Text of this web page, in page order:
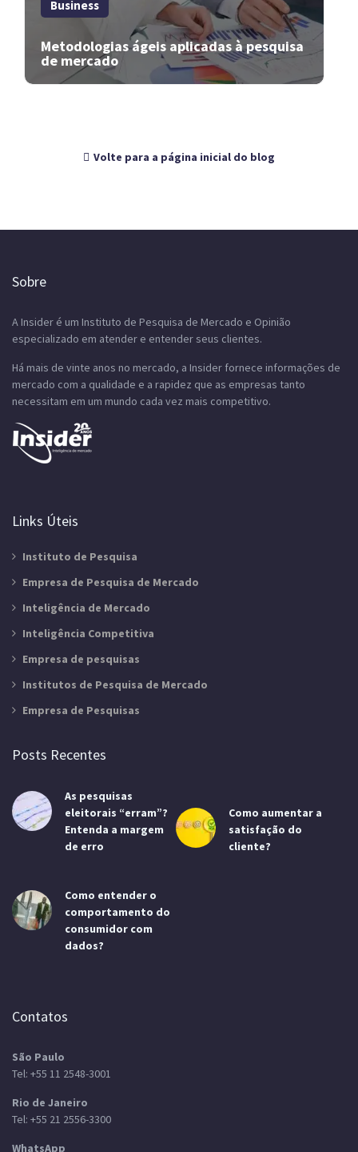
Business
Metodologias ágeis aplicadas à pesquisa
de mercado
Volte para a página inicial do blog
Sobre
A Insider é um Instituto de Pesquisa de Mercado e Opinião
especializado em atender e entender seus clientes.
Há mais de vinte anos no mercado, a Insider fornece informações de
mercado com a qualidade e a rapidez que as empresas tanto
necessitam em um mundo cada vez mais competitivo.
Links Úteis
Instituto de Pesquisa
Empresa de Pesquisa de Mercado
Inteligência de Mercado
Inteligência Competitiva
Empresa de pesquisas
Institutos de Pesquisa de Mercado
Empresa de Pesquisas
Posts Recentes
As pesquisas
eleitorais “erram”?
Entenda a margem
de erro
Como aumentar a
satisfação do
cliente?
Como entender o
comportamento do
consumidor com
dados?
Contatos
São Paulo
Tel: +55 11 2548-3001
Rio de Janeiro
Tel: +55 21 2556-3300
WhatsApp